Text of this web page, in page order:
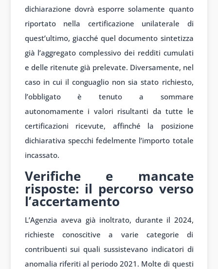
dichiarazione dovrà esporre solamente quanto
riportato nella certificazione unilaterale di
quest’ultimo, giacché quel documento sintetizza
già l’aggregato complessivo dei redditi cumulati
e delle ritenute già prelevate. Diversamente, nel
caso in cui il conguaglio non sia stato richiesto,
l’obbligato è tenuto a sommare
autonomamente i valori risultanti da tutte le
certificazioni ricevute, affinché la posizione
dichiarativa specchi fedelmente l’importo totale
incassato.
Verifiche e mancate
risposte: il percorso verso
l’accertamento
L’Agenzia aveva già inoltrato, durante il 2024,
richieste conoscitive a varie categorie di
contribuenti sui quali sussistevano indicatori di
anomalia riferiti al periodo 2021. Molte di questi